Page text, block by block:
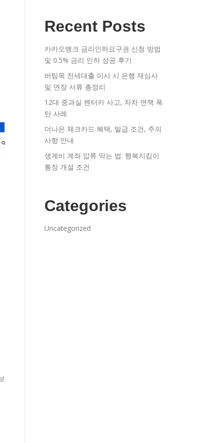
Recent Posts
카카오뱅크 금리인하요구권 신청 방법
및 0.5% 금리 인하 성공 후기
버팀목 전세대출 이사 시 은행 재심사
및 연장 서류 총정리
12대 중과실 렌터카 사고, 자차 면책 폭
탄 사례
더나은 체크카드 혜택, 발급 조건, 주의
사항 안내
생계비 계좌 압류 막는 법: 행복지킴이
통장 개설 조건
Categories
Uncategorized